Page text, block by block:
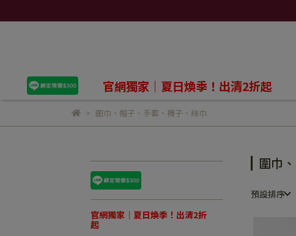
官網獨家｜夏日煥季！出清2折起
圍巾、帽子、手套、襪子、絲巾
官網獨家｜夏日煥季！出清2折
起
圍巾
預設排序